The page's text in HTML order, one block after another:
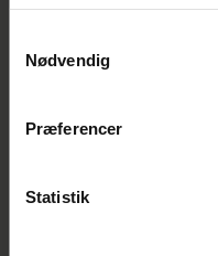
Vi anvender egne
generere statistik og
Nødvendig
Præferencer
Statistik
Efter lang pause: